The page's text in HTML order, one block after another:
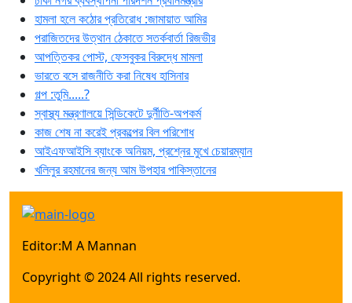
হামলা হলে কঠোর প্রতিরোধ :জামায়াত আমির
পরাজিতদের উত্থান ঠেকাতে সতর্কবার্তা রিজভীর
আপত্তিকর পোস্ট, ফেসবুকর বিরুদ্ধে মামলা
ভারতে বসে রাজনীতি করা নিষেধ হাসিনার
গল্প :তুমি.....?
স্বাস্থ্য মন্ত্রণালয়ে সিন্ডিকেটে দুর্নীতি-অপকর্ম
কাজ শেষ না করেই প্রকল্পের বিল পরিশোধ
আইএফআইসি ব্যাংকে অনিয়ম, প্রশ্নের মুখে চেয়ারম্যান
খলিলুর রহমানের জন্য আম উপহার পাকিস্তানের
Editor:M A Mannan
Copyright © 2024 All rights reserved.